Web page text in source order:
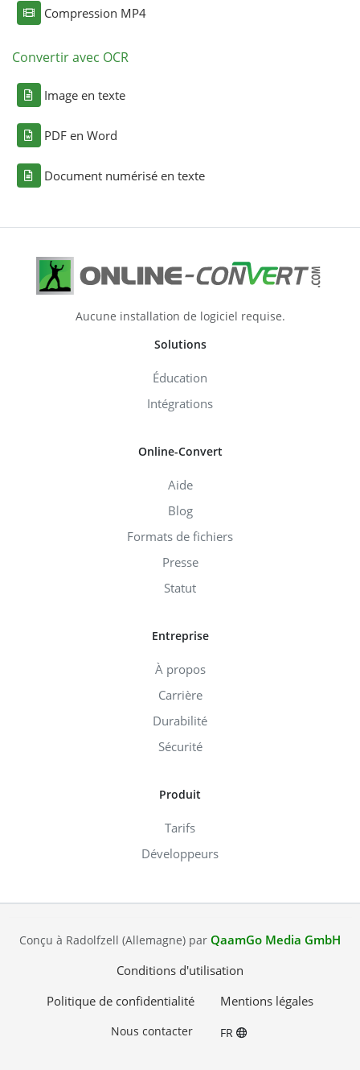
Compression MP4
Convertir avec OCR
Image en texte
PDF en Word
Document numérisé en texte
Aucune installation de logiciel requise.
Solutions
Éducation
Intégrations
Online-Convert
Aide
Blog
Formats de fichiers
Presse
Statut
Entreprise
À propos
Carrière
Durabilité
Sécurité
Produit
Tarifs
Développeurs
Conçu à Radolfzell (Allemagne) par QaamGo Media GmbH
Conditions d'utilisation
Politique de confidentialité
Mentions légales
Nous contacter FR